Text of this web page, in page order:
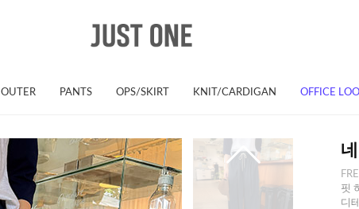
OUTER PANTS OPS/SKIRT KNIT/CARDIGAN OFFICE
핏
디